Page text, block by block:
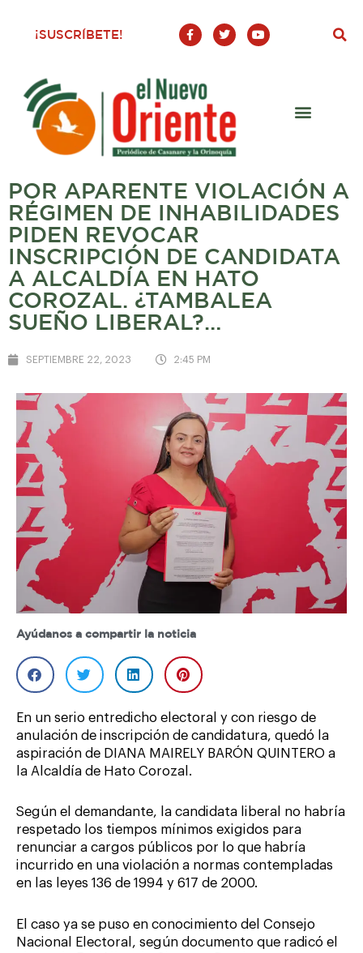
¡SUSCRÍBETE!
F
a
c
o
o
-
T
w
i
Y
o
u
POR APARENTE VIOLACIÓN A
RÉGIMEN DE INHABILIDADES
PIDEN REVOCAR
INSCRIPCIÓN DE CANDIDATA
A ALCALDÍA EN HATO
COROZAL. ¿TAMBALEA
SUEÑO LIBERAL?…
SEPTIEMBRE 22, 2023 2:45 PM
Ayúdanos a compartir la noticia
En un serio entredicho electoral y con riesgo de
anulación de inscripción de candidatura, quedó la
aspiración de DIANA MAIRELY BARÓN QUINTERO a
la Alcaldía de Hato Corozal.
Según el demandante, la candidata liberal no habría
respetado los tiempos mínimos exigidos para
renunciar a cargos públicos por lo que habría
incurrido en una violación a normas contempladas
en las leyes 136 de 1994 y 617 de 2000.
El caso ya se puso en conocimiento del Consejo
Nacional Electoral, según documento que radicó el